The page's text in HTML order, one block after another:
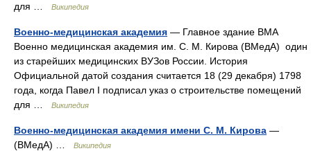
для …
Википедия
Военно-медицинская академия — Главное здание ВМА
Военно медицинская академия им. С. М. Кирова (ВМедА) один
из старейших медицинских ВУЗов России. История
Официальной датой создания считается 18 (29 декабря) 1798
года, когда Павел I подписал указ о строительстве помещений
для …
Википедия
Военно-медицинская академия имени С. М. Кирова —
(ВМедА) …
Википедия